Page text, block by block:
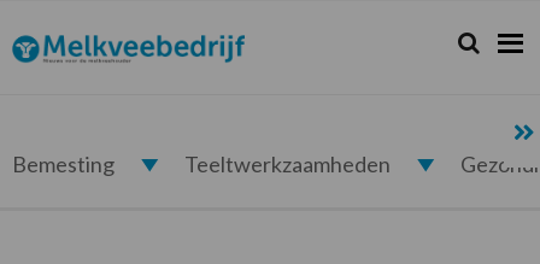
de
hoofdnavigatie
de
hoofd
de
eerste
de
voettekst
Melkveebedrijf.nl Zoeken...
Zoek
Bemesting Teeltwerkzaamheden